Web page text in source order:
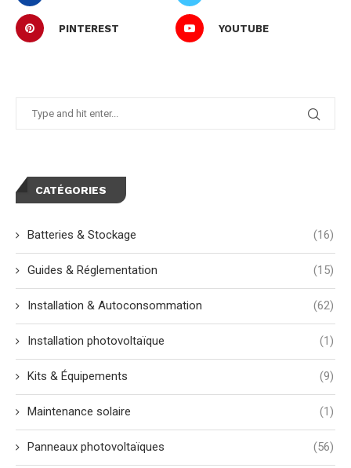
PINTEREST YOUTUBE
CATÉGORIES
Batteries & Stockage (16)
Guides & Réglementation (15)
Installation & Autoconsommation (62)
Installation photovoltaïque (1)
Kits & Équipements (9)
Maintenance solaire (1)
Panneaux photovoltaïques (56)